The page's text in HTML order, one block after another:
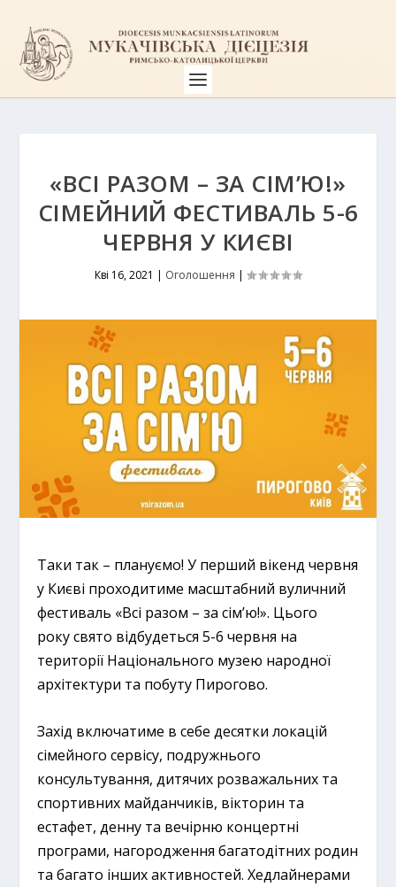
«ВСІ РАЗОМ – ЗА СІМ’Ю!»
СІМЕЙНИЙ ФЕСТИВАЛЬ 5-6
ЧЕРВНЯ У КИЄВІ
Кві 16, 2021 | Оголошення |
Таки так – плануємо! У перший вікенд червня
у Києві проходитиме масштабний вуличний
фестиваль «Всі разом – за сім’ю!». Цього
року свято відбудеться 5-6 червня на
території Національного музею народної
архітектури та побуту Пирогово.
Захід включатиме в себе десятки локацій
сімейного сервісу, подружнього
консультування, дитячих розважальних та
спортивних майданчиків, вікторин та
естафет, денну та вечірню концертні
програми, нагородження багатодітних родин
та багато інших активностей. Хедлайнерами